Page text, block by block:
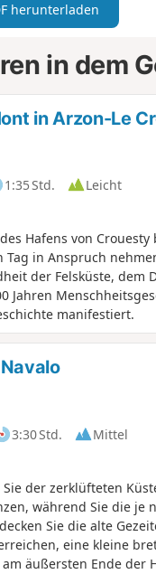
herunterladen
in dem
in Arzon-Le
1:35 Std.
Leicht
Hafens von
in Anspruch
der Felsküste, dem
Jahren
manifestiert.
3:30 Std.
Mittel
der zerklüfteten
während Sie die je
Sie die alte
eine kleine
äußersten Ende der